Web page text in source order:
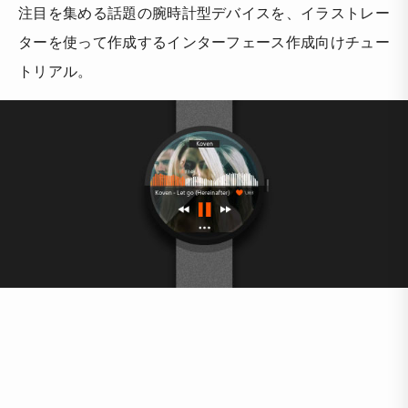
注目を集める話題の腕時計型デバイスを、イラストレー
ターを使って作成するインターフェース作成向けチュー
トリアル。